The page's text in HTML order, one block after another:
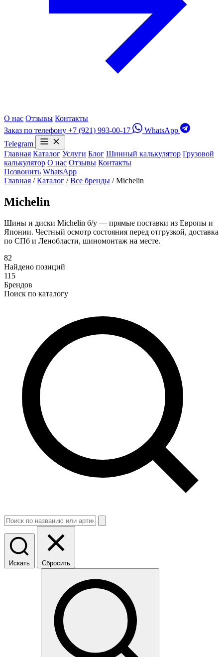
О нас Отзывы Контакты
Заказ по телефону +7 (921) 993-00-17
WhatsApp
Telegram
Главная Каталог Услуги Блог Шинный калькулятор Грузовой
калькулятор О нас Отзывы Контакты
Позвонить WhatsApp
Главная / Каталог / Все бренды / Michelin
Michelin
Шины и диски Michelin б/у — прямые поставки из Европы и
Японии. Честный осмотр состояния перед отгрузкой, доставка
по СПб и Ленобласти, шиномонтаж на месте.
82
Найдено позиций
115
Брендов
Поиск по каталогу
Искать Сбросить